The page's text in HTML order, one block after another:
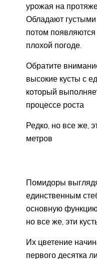
урожая на
Обладают
потом
плохой погоде.
Обратите
высокие кусты с
который
процессе роста
Редко, но все же,
метров
Помидоры
единственным
основную функцию
но все же, эти
Их цветение
первого десятка